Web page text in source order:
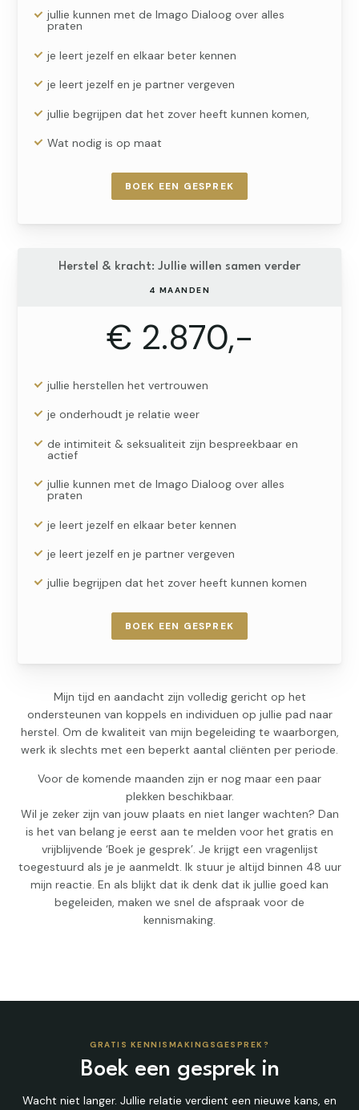
jullie kunnen met de Imago Dialoog over alles
praten
je leert jezelf en elkaar beter kennen
je leert jezelf en je partner vergeven
jullie begrijpen dat het zover heeft kunnen komen,
Wat nodig is op maat
BOEK EEN GESPREK
Herstel & kracht: Jullie willen samen verder
4 MAANDEN
€ 2.870,-
jullie herstellen het vertrouwen
je onderhoudt je relatie weer
de intimiteit & seksualiteit zijn bespreekbaar en
actief
jullie kunnen met de Imago Dialoog over alles
praten
je leert jezelf en elkaar beter kennen
je leert jezelf en je partner vergeven
jullie begrijpen dat het zover heeft kunnen komen
BOEK EEN GESPREK
Mijn tijd en aandacht zijn volledig gericht op het
ondersteunen van koppels en individuen op jullie pad naar
herstel. Om de kwaliteit van mijn begeleiding te waarborgen,
werk ik slechts met een beperkt aantal cliënten per periode.
Voor de komende maanden zijn er nog maar een paar
plekken beschikbaar.
Wil je zeker zijn van jouw plaats en niet langer wachten? Dan
is het van belang je eerst aan te melden voor het gratis en
vrijblijvende ‘Boek je gesprek’. Je krijgt een vragenlijst
toegestuurd als je je aanmeldt. Ik stuur je altijd binnen 48 uur
mijn reactie. En als blijkt dat ik denk dat ik jullie goed kan
begeleiden, maken we snel de afspraak voor de
kennismaking.
GRATIS KENNISMAKINGSGESPREK?
Boek een gesprek in
Wacht niet langer. Jullie relatie verdient een nieuwe kans, en